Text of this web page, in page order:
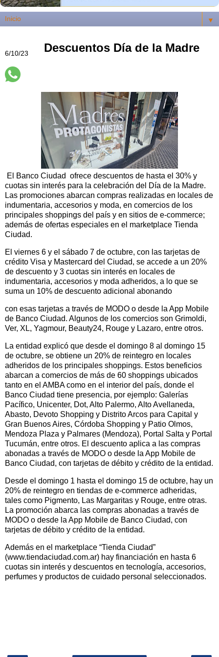
▼
6/10/23 Descuentos Día de la Madre
El Banco Ciudad ofrece descuentos de hasta el 30% y
cuotas sin interés para la celebración del Día de la Madre.
Las promociones abarcan compras realizadas en locales de
indumentaria, accesorios y moda, en comercios de los
principales shoppings del país y en sitios de e-commerce;
además de ofertas especiales en el marketplace Tienda
Ciudad.
El viernes 6 y el sábado 7 de octubre, con las tarjetas de
crédito Visa y Mastercard del Ciudad, se accede a un 20%
de descuento y 3 cuotas sin interés en locales de
indumentaria, accesorios y moda adheridos, a lo que se
suma un 10% de descuento adicional abonando
con esas tarjetas a través de MODO o desde la App Mobile
de Banco Ciudad. Algunos de los comercios son Grimoldi,
Ver, XL, Yagmour, Beauty24, Rouge y Lazaro, entre otros.
La entidad explicó que desde el domingo 8 al domingo 15
de octubre, se obtiene un 20% de reintegro en locales
adheridos de los principales shoppings. Estos beneficios
abarcan a comercios de más de 60 shoppings ubicados
tanto en el AMBA como en el interior del país, donde el
Banco Ciudad tiene presencia, por ejemplo: Galerías
Pacífico, Unicenter, Dot, Alto Palermo, Alto Avellaneda,
Abasto, Devoto Shopping y Distrito Arcos para Capital y
Gran Buenos Aires, Córdoba Shopping y Patio Olmos,
Mendoza Plaza y Palmares (Mendoza), Portal Salta y Portal
Tucumán, entre otros. El descuento aplica a las compras
abonadas a través de MODO o desde la App Mobile de
Banco Ciudad, con tarjetas de débito y crédito de la entidad.
Desde el domingo 1 hasta el domingo 15 de octubre, hay un
20% de reintegro en tiendas de e-commerce adheridas,
tales como Pigmento, Las Margaritas y Rouge, entre otras.
La promoción abarca las compras abonadas a través de
MODO o desde la App Mobile de Banco Ciudad, con
tarjetas de débito y crédito de la entidad.
Además en el marketplace “Tienda Ciudad”
(www.tiendaciudad.com.ar) hay financiación en hasta 6
cuotas sin interés y descuentos en tecnología, accesorios,
perfumes y productos de cuidado personal seleccionados.